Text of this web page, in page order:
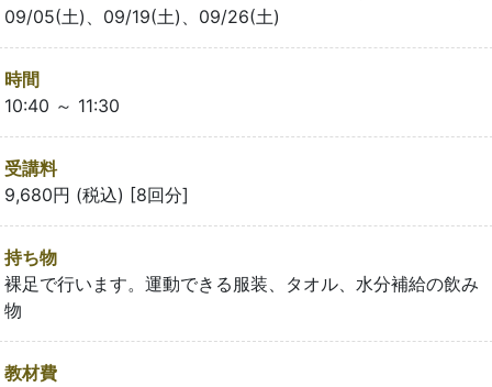
09/05(土)、09/19(土)、09/26(土)
時間
10:40 ～ 11:30
受講料
9,680円 (税込) [8回分]
持ち物
裸足で行います。運動できる服装、タオル、水分補給の飲み
物
教材費